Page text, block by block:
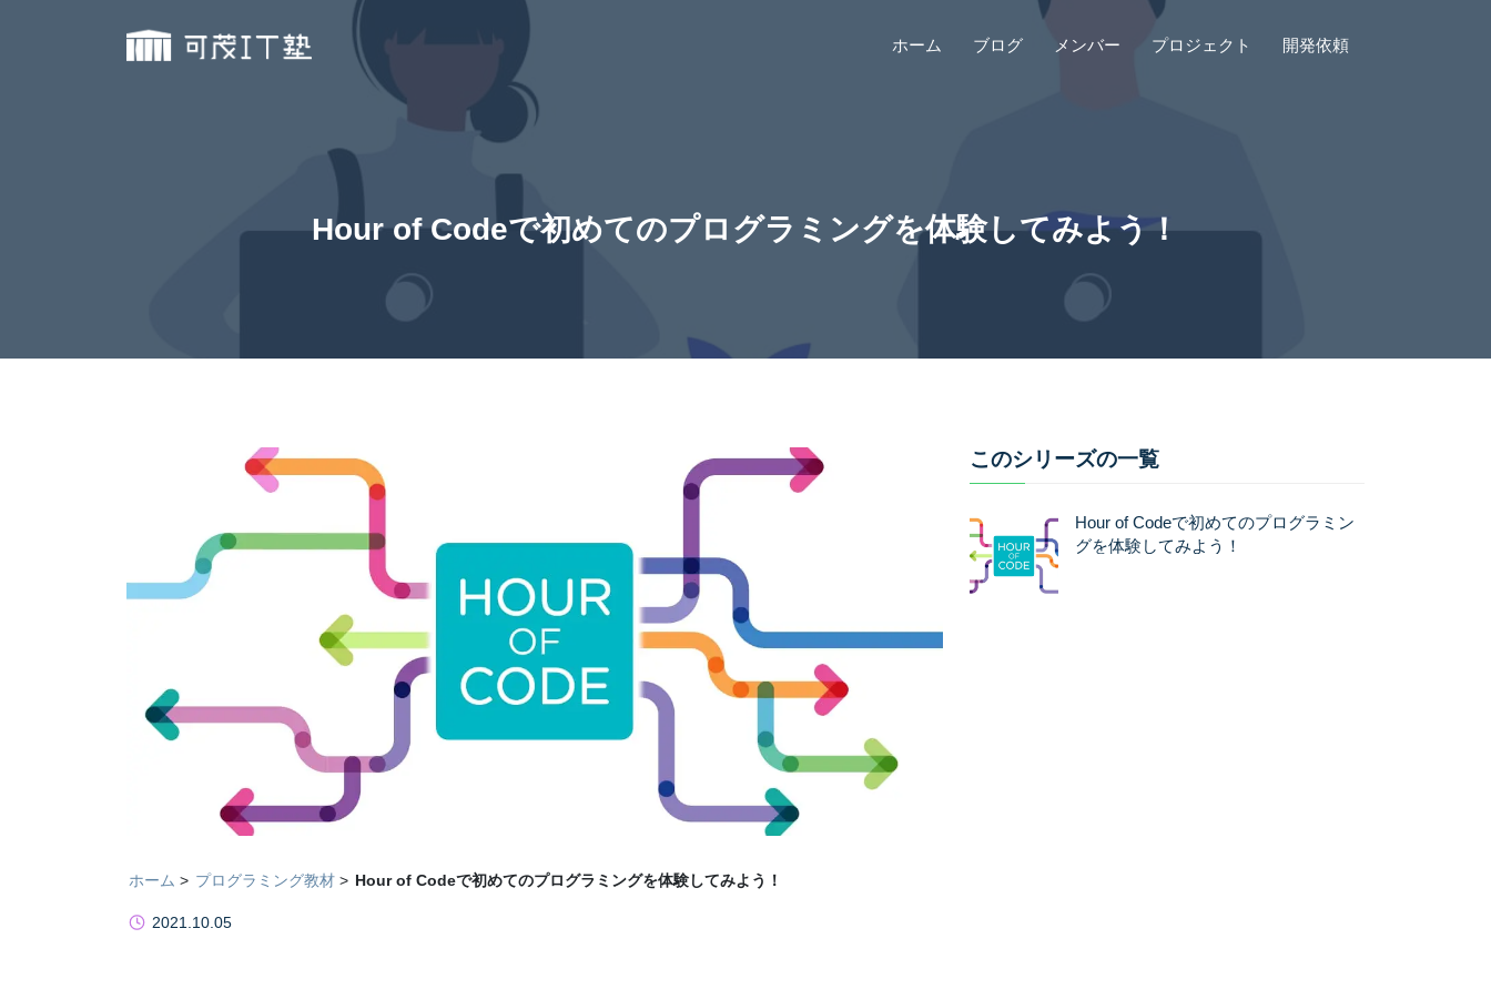
ホーム ブログ メンバー プロジェクト 開発依頼
Hour of Codeで初めてのプログラミングを体験してみよう！
ホーム プログラミング教材 Hour of Codeで初めてのプログラミングを体験してみよう！
2021.10.05
このシリーズの一覧
Hour of Codeで初めてのプログラミン
グを体験してみよう！